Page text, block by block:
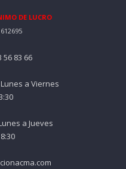
DE LUCRO
83 66
a Viernes
a Jueves